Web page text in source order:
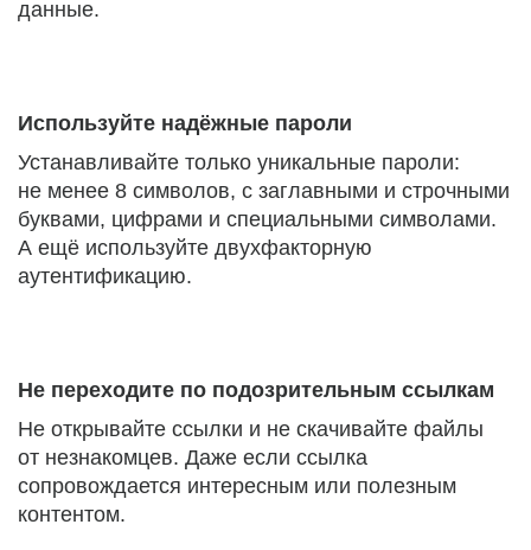
данные.
Используйте надёжные пароли
Устанавливайте только уникальные пароли:
не менее 8 символов, с заглавными и строчными
буквами, цифрами и специальными символами.
А ещё используйте двухфакторную
аутентификацию.
Не переходите по подозрительным ссылкам
Не открывайте ссылки и не скачивайте файлы
от незнакомцев. Даже если ссылка
сопровождается интересным или полезным
контентом.